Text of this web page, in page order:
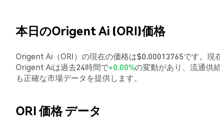
本日のOrigent Ai (ORI)価格
Origent Ai（ORI）の現在の価格は$0.00013765です。現
Origent Aiは過去24時間で+0.00%の変動があり、流通供
も正確な市場データを提供します。
ORI 価格 データ